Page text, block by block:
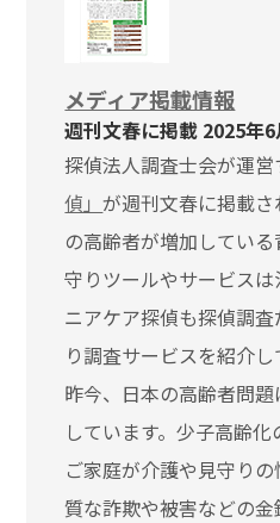
メディア掲載情報
週刊文春に掲載 2025年
探偵法人調査士会が運営
偵」が週刊文春に掲載
の高齢者が増加してい
守りツールやサービス
ニアケア探偵も探偵調
り調査サービスを紹介し
昨今、日本の高齢者問
しています。少子高齢
ご家庭が介護や見守り
質な詐欺や被害などの